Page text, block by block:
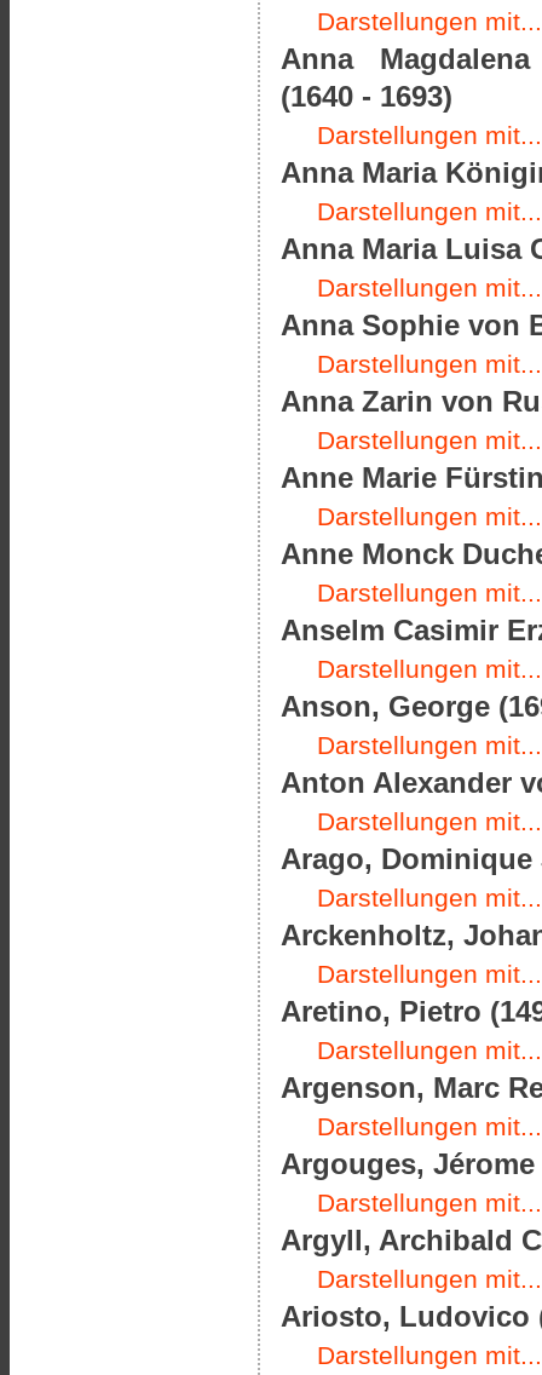
Darstellungen mit...
Anna
(1640 - 1693)
Darstellungen mit...
Anna Maria
Darstellungen mit...
Anna Maria Luisa
Darstellungen mit...
Anna Sophie von
Darstellungen mit...
Anna Zarin von
Darstellungen mit...
Anne Marie
Darstellungen mit...
Anne Monck
Darstellungen mit...
Anselm Casimir
Darstellungen mit...
Anson, George
Darstellungen mit...
Anton Alexander
Darstellungen mit...
Arago, Dominique
Darstellungen mit...
Arckenholtz,
Darstellungen mit...
Aretino, Pietro
Darstellungen mit...
Argenson, Marc
Darstellungen mit...
Argouges, Jérome
Darstellungen mit...
Argyll, Archibald
Darstellungen mit...
Ariosto, Ludovico
Darstellungen mit...